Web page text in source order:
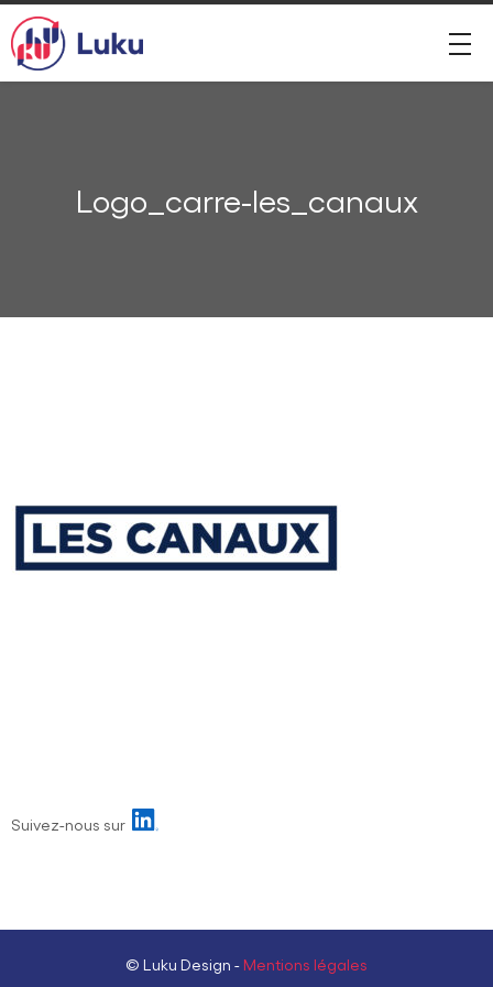
Logo_carre-les_canaux
Suivez-nous sur
© Luku Design - Mentions légales